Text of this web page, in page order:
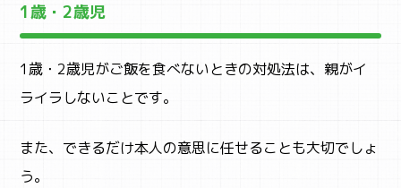
1歳・2歳児
1歳・2歳児がご飯を食べないときの対処法は、親がイ
ライラしないことです。
また、できるだけ本人の意思に任せることも大切でしょ
う。